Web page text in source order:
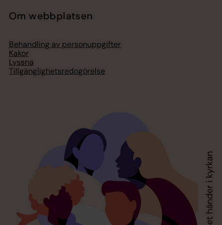
Om webbplatsen
Behandling av personuppgifter
Kakor
Lyssna
Tillgänglighetsredogörelse